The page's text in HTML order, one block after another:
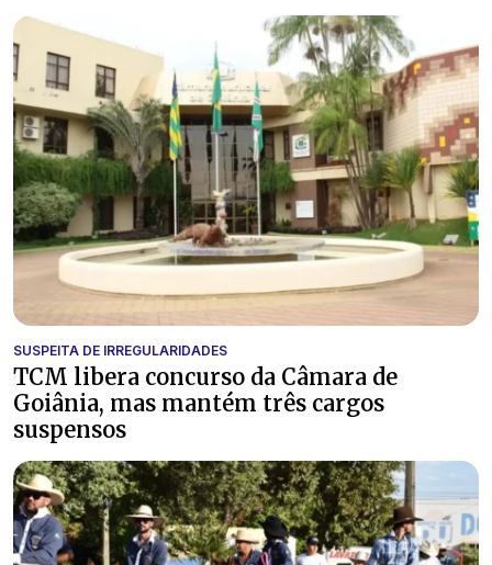
SUSPEITA DE IRREGULARIDADES
TCM libera concurso da Câmara de
Goiânia, mas mantém três cargos
suspensos